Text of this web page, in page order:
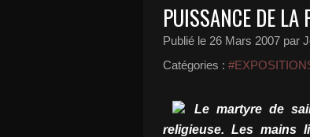
PUISSANCE DE LA
Publié le 26 Mars 2007 par
Catégories :
Le martyre de
religieuse. Les mains